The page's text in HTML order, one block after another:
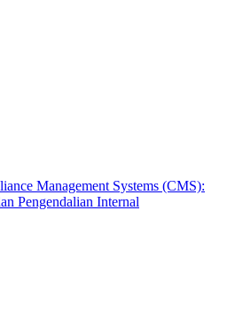
Management Systems (CMS):
Pengendalian Internal